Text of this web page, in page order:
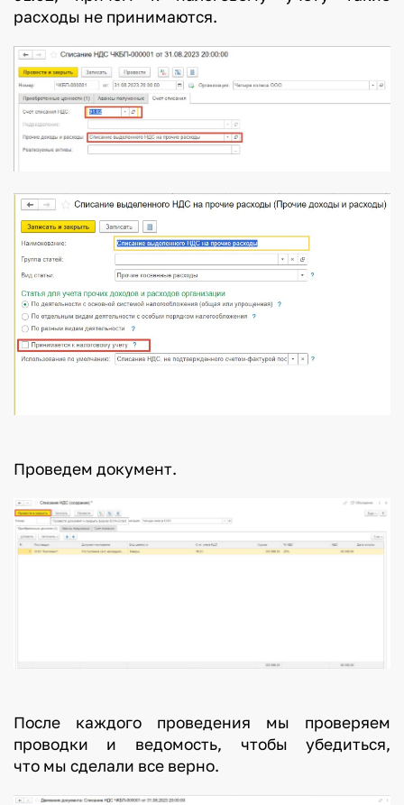
расходы не принимаются.
Проведем документ.
После каждого проведения мы проверяем
проводки и ведомость, чтобы убедиться,
что мы сделали все верно.